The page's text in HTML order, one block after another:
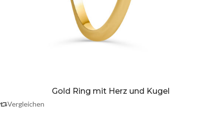
Gold Ring mit Herz und Kugel
Vergleichen